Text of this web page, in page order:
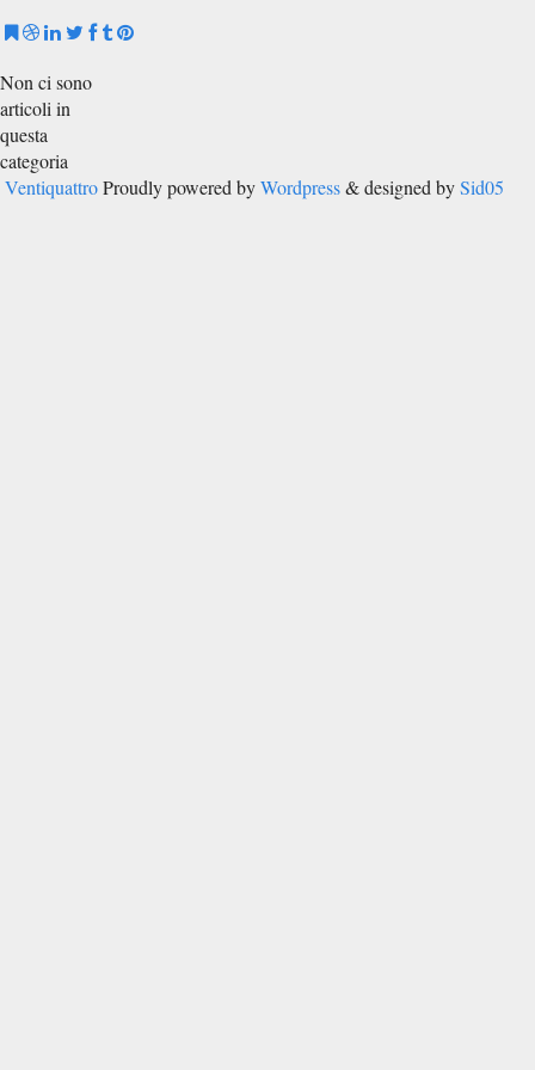
Non ci sono
articoli in
questa
categoria
Ventiquattro Proudly powered byWordpress& designed bySid05